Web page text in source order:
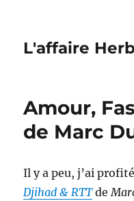
L'affaire
Amour,
de Marc
Il y a peu, j’ai
Djihad & RTTde